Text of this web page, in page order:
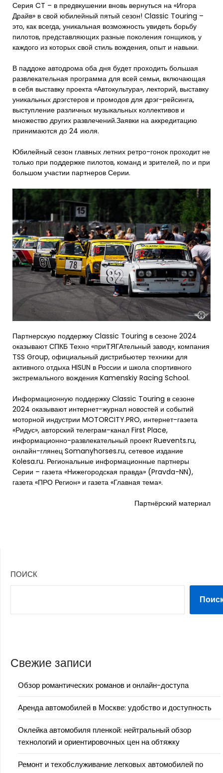
Серия CT – в предвкушении вновь вернуться на «Игора
Драйв» в свой юбилейный пятый сезон! Classic Touring –
это, как всегда, уникальная возможность увидеть борьбу
пилотов, представляющих разные поколения гонщиков, у
каждого из которых свой стиль вождения, опыт и навыки.
В паддоке автодрома оба дня будет проходить большая
развлекательная программа для всей семьи, включающая
в себя выставку проекта «Автокультура», лекторий, выставку
уникальных дрэгстеров и промодов для дрэг-рейсинга,
выступление различных музыкальных коллективов и
множество других развлечений.Заявки на аккредитацию
принимаются до 24 июля.
Юбилейный сезон главных летних ретро-гонок проходит не
только при поддержке пилотов, команд и зрителей, по и при
большом участии партнеров Серии.
Партнерскую поддержку Classic Touring в сезоне 2024
оказывают СПКБ Техно «приТЯГАтельный завод», компания
TSS Group, официальный дистрибьютер техники для
активного отдыха HISUN в России и школа спортивного
экстремального вождения Kamenskiy Racing School.
Информационную поддержку Classic Touring в сезоне
2024 оказывают интернет-журнал новостей и событий
моторной индустрии MOTORCITY.PRO, интернет-газета
«Ридус», авторский телеграм-канал First Place,
информационно-развлекательный проект Ruevents.ru,
онлайн-глянец Somanyhorses.ru, сетевое издание
Kolesa.ru. Региональные информационные партнеры
Серии – газета «Нижегородская правда» (Pravda-NN),
газета «ПРО Регион» и газета «Главная тема».
Партнёрский материал
ПОИСК
Свежие записи
Обзор романтических романов и онлайн-доступа
Аренда автомобилей в Москве: удобство и доступность
Оклейка автомобиля пленкой: нейтральный обзор
технологий и ориентировочных цен на обтяжку
Ремонт и техобслуживание легковых автомобилей по